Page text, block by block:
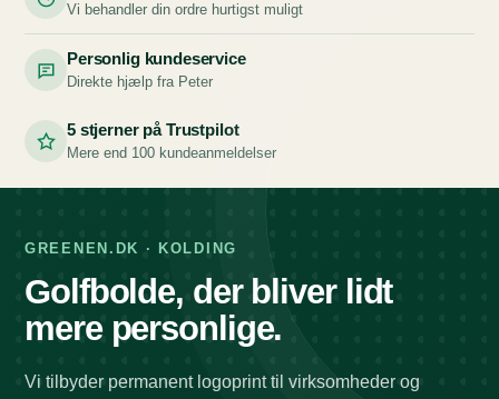
Vi behandler din ordre hurtigst muligt
Personlig kundeservice
Direkte hjælp fra Peter
5 stjerner på Trustpilot
Mere end 100 kundeanmeldelser
GREENEN.DK · KOLDING
Golfbolde, der bliver lidt
mere personlige.
Vi tilbyder permanent logoprint til virksomheder og